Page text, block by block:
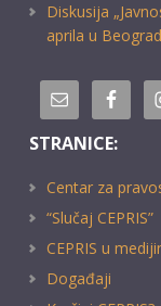
Diskusija
aprila u
STRANICE:
Centar za
“Slučaj CEPRIS”
CEPRIS u
Događaji